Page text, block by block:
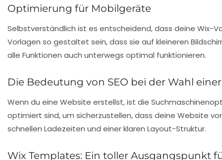
Optimierung für Mobilgeräte
Selbstverständlich ist es entscheidend, dass deine Wix-
Vorlagen so gestaltet sein, dass sie auf kleineren
alle Funktionen auch unterwegs optimal funktionieren.
Die Bedeutung von SEO bei der Wahl
Wenn du eine Website erstellst, ist die
optimiert sind, um sicherzustellen, dass deine Website
schnellen Ladezeiten und einer klaren Layout-Struktur.
Wix Templates: Ein toller Ausgangspunkt